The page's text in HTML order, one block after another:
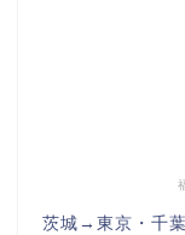
茨城→東京・千